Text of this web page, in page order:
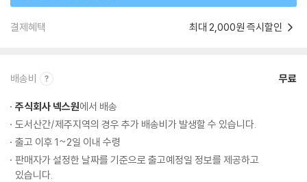
결제혜택 최대 2,000원 즉시할인
배송비 무료
주식회사 넥스원에서 배송
도서산간/제주지역의 경우 추가 배송비가 발생할 수 있습니다.
출고 이후 1~2일 이내 수령
판매자가 설정한 날짜를 기준으로 출고예정일 정보를 제공하고
있습니다.